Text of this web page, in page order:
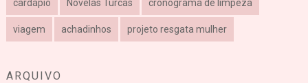
cardápio Novelas Turcas cronograma de limpeza
viagem achadinhos projeto resgata mulher
ARQUIVO